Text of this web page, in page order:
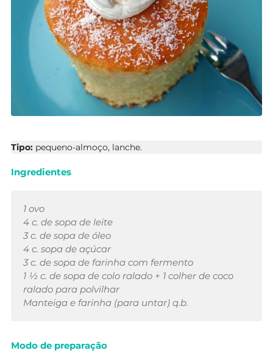
Tipo: pequeno-almoço, lanche.
Ingredientes
1 ovo
4 c. de sopa de leite
3 c. de sopa de óleo
4 c. sopa de açúcar
3 c. de sopa de farinha com fermento
1 ½ c. de sopa de colo ralado + 1 colher de coco
ralado para polvilhar
Manteiga e farinha (para untar) q.b.
Modo de preparação